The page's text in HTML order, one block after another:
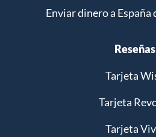
Enviar dinero a España
Reseñas
Tarjeta
Tarjeta
Tarjeta